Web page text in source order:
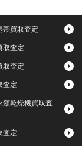
帯買取査定
取査定
取査定
査定
類乾燥機買取査
査定